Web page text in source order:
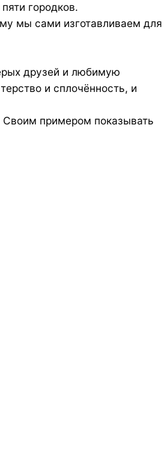
городков.
мы сами изготавливаем для
друзей и любимую
и сплочённость, и
Своим примером показывать